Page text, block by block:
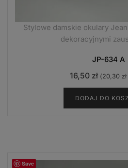
Stylowe damskie okulary
dekoracyjnymi
JP-634 A
16,50 zł (20,30 zł
DODAJ DO
Save